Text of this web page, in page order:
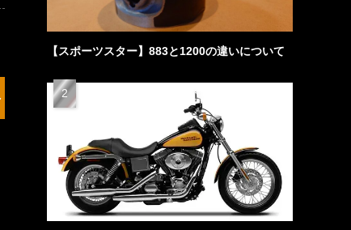
【スポーツスター】883と1200の違いについて